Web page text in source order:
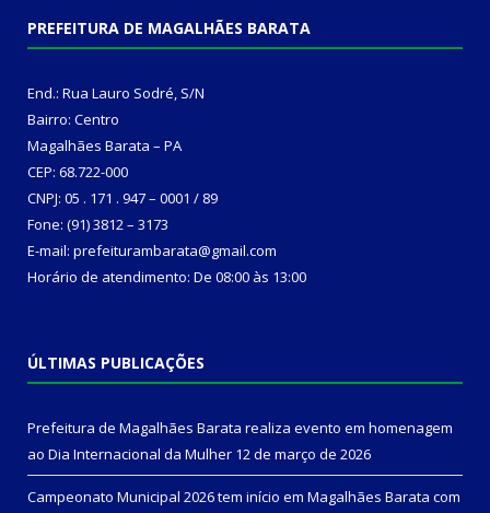
PREFEITURA DE MAGALHÃES BARATA
End.: Rua Lauro Sodré, S/N
Bairro: Centro
Magalhães Barata – PA
CEP: 68.722-000
CNPJ: 05 . 171 . 947 – 0001 / 89
Fone: (91) 3812 – 3173
E-mail: prefeiturambarata@gmail.com
Horário de atendimento: De 08:00 às 13:00
ÚLTIMAS PUBLICAÇÕES
Prefeitura de Magalhães Barata realiza evento em homenagem
ao Dia Internacional da Mulher 12 de março de 2026
Campeonato Municipal 2026 tem início em Magalhães Barata com